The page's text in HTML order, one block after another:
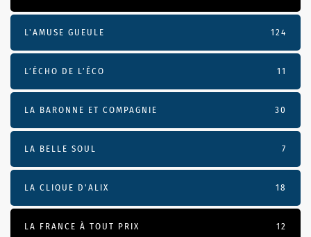
L'AMUSE GUEULE 124
L’ÉCHO DE L’ÉCO 11
LA BARONNE ET COMPAGNIE 30
LA BELLE SOUL 7
LA CLIQUE D'ALIX 18
LA FRANCE À TOUT PRIX 12